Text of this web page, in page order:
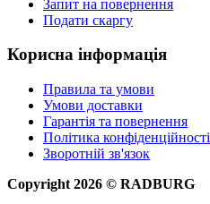
Запит на повернення
Подати скаргу
Корисна інформація
Правила та умови
Умови доставки
Гарантія та повернення
Політика конфіденційності
Зворотній зв'язок
Copyright 2026 © RADBURG